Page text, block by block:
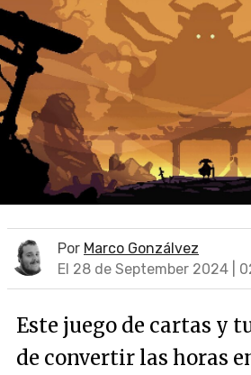
Por Marco Gonzálvez
El 28 de September 2024 |
Este juego de cartas y
de convertir las horas